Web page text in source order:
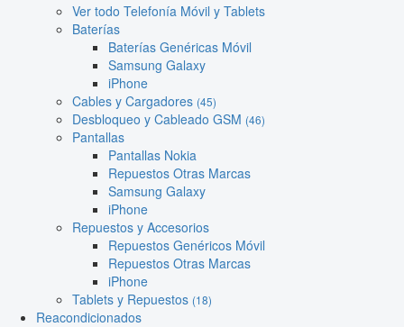
Ver todo Telefonía Móvil y Tablets
Baterías
Baterías Genéricas Móvil
Samsung Galaxy
iPhone
Cables y Cargadores (45)
Desbloqueo y Cableado GSM (46)
Pantallas
Pantallas Nokia
Repuestos Otras Marcas
Samsung Galaxy
iPhone
Repuestos y Accesorios
Repuestos Genéricos Móvil
Repuestos Otras Marcas
iPhone
Tablets y Repuestos (18)
Reacondicionados